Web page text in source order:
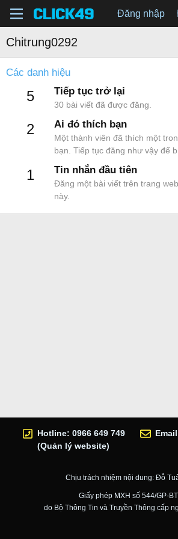
Đăng nhập
Chitrung0292
Các danh hiệu
5 Tiếp tục trở lại
30 bài viết đã được đăng.
2 Ai đó thích bạn
Một thành viên đã thích một
bạn. Tiếp tục đăng như vậy để
1 Tin nhắn đầu tiên
Đăng một bài viết trên trang
này.
Hotline: 0966 649 749
(Quản lý website)
Chịu trách nhiệm nội dung: Đỗ
Giấy phép MXH số 544/GP-
do Bộ Thông Tin và Truyền Thông cấp